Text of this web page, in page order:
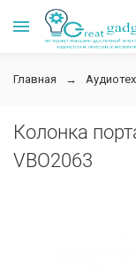
Главная
Колонка
VBO2063